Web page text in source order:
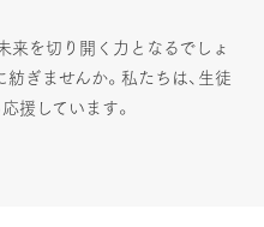
来を切り開く力となるでしょ
ぎませんか。私たちは、生徒
援しています。